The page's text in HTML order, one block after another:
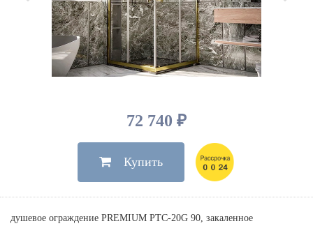
Для ванны
Для душа
Для биде
Напольные для ванны и
настенные для раковины
Сифоны, вентили,
принадлежности
Гигиенические наборы
Душевые лейки, шланги
Встроенный верхний душ
Встроенные смесители для душа
Внутренние части
Электрические
Комплектующие
Мыльницы
Стаканы
Полки
Полотенцедержатели
Инсталляции, клавиши
Для унитазов
Для раковин, биде, писсуаров
Клавиши смыва
Светильники
Золото, бронза
72 740 ₽
Купить
душевое ограждение PREMIUM PTC-20G 90, закаленное